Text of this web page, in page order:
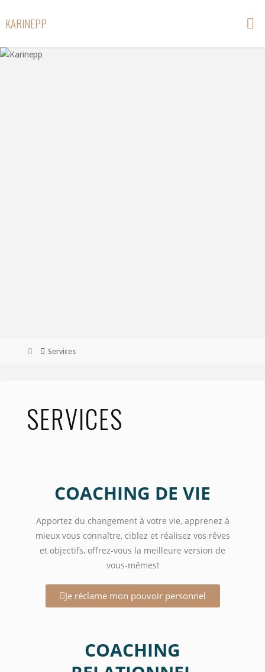
KARINEPP
Services
SERVICES
COACHING DE VIE
Apportez du changement à votre vie, apprenez à
mieux vous connaître, ciblez et réalisez vos rêves
et objectifs, offrez-vous la meilleure version de
vous-mêmes!
Je réclame mon pouvoir personnel
COACHING